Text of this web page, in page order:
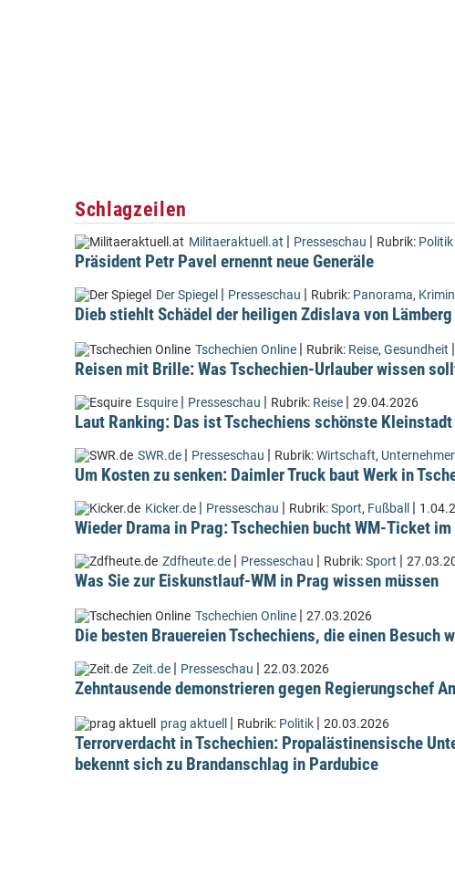
Schlagzeilen
Militaeraktuell.at | Presseschau | Rubrik: Politik
Präsident Petr Pavel ernennt neue Generäle
Der Spiegel | Presseschau | Rubrik: Panorama,
Dieb stiehlt Schädel der heiligen Zdislava von
Tschechien Online | Rubrik: Reise, Gesundheit |
Reisen mit Brille: Was Tschechien-Urlauber wissen
Esquire | Presseschau | Rubrik: Reise | 29.04.2026
Laut Ranking: Das ist Tschechiens schönste Kleinstadt
SWR.de | Presseschau | Rubrik:Wirtschaft,
Um Kosten zu senken: Daimler Truck baut Werk in
Kicker.de | Presseschau | Rubrik:Sport, Fußball |
Wieder Drama in Prag: Tschechien bucht WM-Ticket
Zdfheute.de | Presseschau | Rubrik:Sport |
Was Sie zur Eiskunstlauf-WM in Prag wissen müssen
Tschechien Online | 27.03.2026
Die besten Brauereien Tschechiens, die einen Besuch
Zeit.de | Presseschau | 22.03.2026
Zehntausende demonstrieren gegen Regierungschef
prag aktuell | Rubrik: Politik | 20.03.2026
Terrorverdacht in Tschechien: Propalästinensische
bekennt sich zu Brandanschlag in Pardubice